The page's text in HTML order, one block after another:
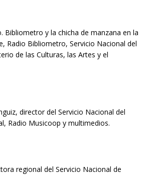
Bibliometro y la chicha de manzana en la
Radio Bibliometro, Servicio Nacional del
de las Culturas, las Artes y el
director del Servicio Nacional del
Radio Musicoop y multimedios.
regional del Servicio Nacional de